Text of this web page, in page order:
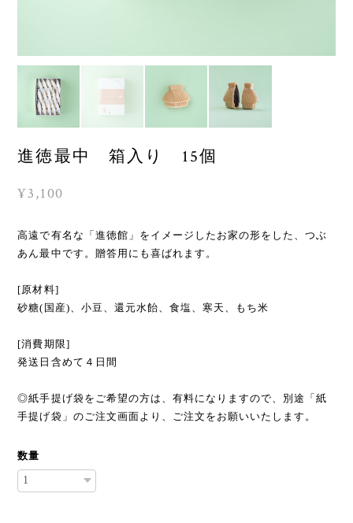
進徳最中 箱入り 15個
¥3,100
高遠で有名な「進徳館」をイメージしたお家の形をした、つぶ
あん最中です。贈答用にも喜ばれます。
[原材料]
砂糖(国産)、小豆、還元水飴、食塩、寒天、もち米
[消費期限]
発送日含めて４日間
◎紙手提げ袋をご希望の方は、有料になりますので、別途「紙
手提げ袋」のご注文画面より、ご注文をお願いいたします。
数量